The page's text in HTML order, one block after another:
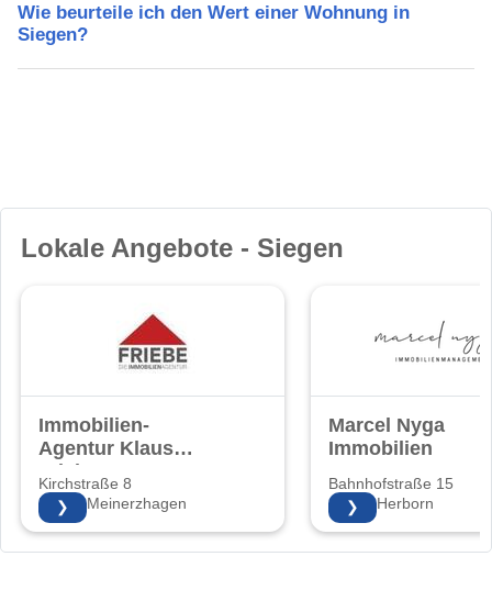
Wie beurteile ich den Wert einer Wohnung in
Siegen?
Lokale Angebote - Siegen
Immobilien-
Agentur Klaus
Friebe
Kirchstraße 8
58540 Meinerzhagen
❯
Marcel Nyga
Immobilien
Bahnhofstraße 15
35745 Herborn
❯